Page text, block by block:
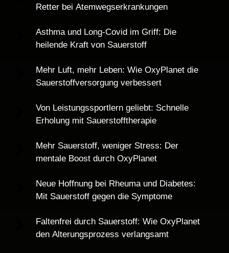
Retter bei Atemwegserkrankungen
Asthma und Long-Covid im Griff: Die
heilende Kraft von Sauerstoff
Mehr Luft, mehr Leben: Wie OxyPlanet die
Sauerstoffversorgung verbessert
Von Leistungssportlern geliebt: Schnelle
Erholung mit Sauerstofftherapie
Mehr Sauerstoff, weniger Stress: Der
mentale Boost durch OxyPlanet
Neue Hoffnung bei Rheuma und Diabetes:
Mit Sauerstoff gegen die Symptome
Faltenfrei durch Sauerstoff: Wie OxyPlanet
den Alterungsprozess verlangsamt